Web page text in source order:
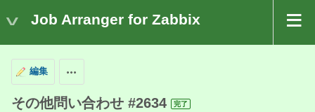
Job Arranger for Zabbix
編集
その他問い合わせ #2634 完了